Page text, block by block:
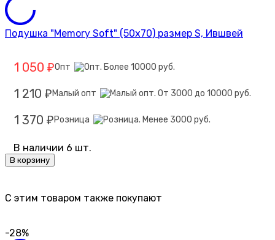
Подушка "Memory Soft" (50х70) размер S, Ившвей
1 050 ₽Опт
1 210 ₽ Малый опт
1 370 ₽ Розница
В наличии 6 шт.
В корзину
C этим товаром также покупают
-28%